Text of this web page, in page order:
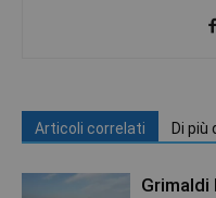
Articoli correlati Di
Grimaldi